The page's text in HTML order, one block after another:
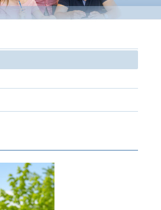
Sport Alumni Alumni-Verzeichnis